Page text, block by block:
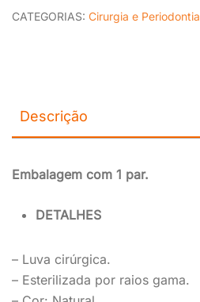
CATEGORIAS: Cirurgia e Periodontia
Descrição
Embalagem com 1 par.
DETALHES
– Luva cirúrgica.
– Esterilizada por raios gama.